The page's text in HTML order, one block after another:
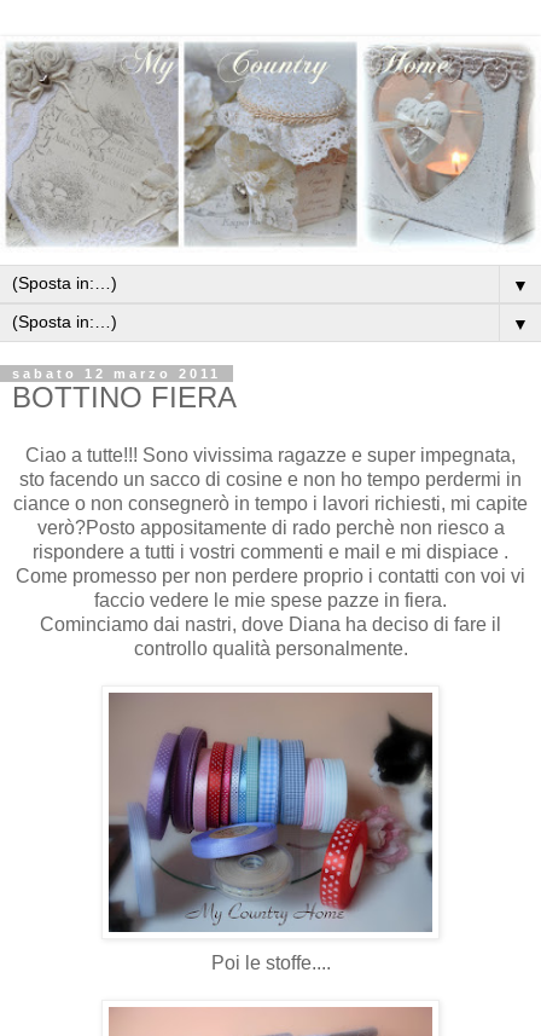
▼
▼
sabato 12 marzo 2011
BOTTINO FIERA
Ciao a tutte!!! Sono vivissima ragazze e super impegnata,
sto facendo un sacco di cosine e non ho tempo perdermi in
ciance o non consegnerò in tempo i lavori richiesti, mi capite
verò?Posto appositamentedi rado perchènon riesco a
rispondere a tutti i vostri commenti e mail e mi dispiace .
Come promesso per non perdere proprio i contatti con voi vi
faccio vedere le mie spese pazze in fiera.
Cominciamo dai nastri, dove Diana ha deciso di fare il
controllo qualità personalmente.
Poi le stoffe....